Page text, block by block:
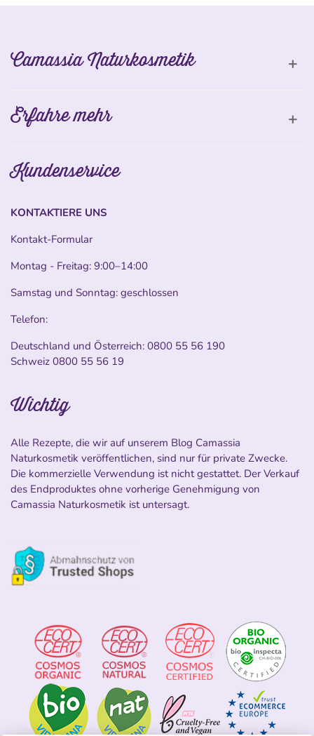
Camassia Naturkosmetik
Erfahre mehr
Kundenservice
KONTAKTIERE UNS
Kontakt-Formular
Montag - Freitag: 9:00–14:00
Samstag und Sonntag: geschlossen
Telefon:
Deutschland und Österreich: 0800 55 56 190
Schweiz 0800 55 56 19
Wichtig
Alle Rezepte, die wir auf unserem Blog Camassia
Naturkosmetik veröffentlichen, sind nur für private Zwecke.
Die kommerzielle Verwendung ist nicht gestattet. Der Verkauf
des Endproduktes ohne vorherige Genehmigung von
Camassia Naturkosmetik ist untersagt.